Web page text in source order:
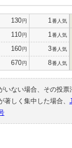
130円 1 番人気
110円 1 番人気
160円 3番人気
670円 8番人気
いない場合、その投
しく集中した場合、